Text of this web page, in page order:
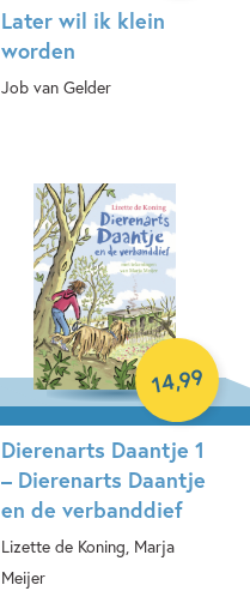
Later wil ik klein
worden
Job van Gelder
Dierenarts Daantje 1
– Dierenarts Daantje
en de verbanddief
Lizette de Koning, Marja
Meijer
14,99